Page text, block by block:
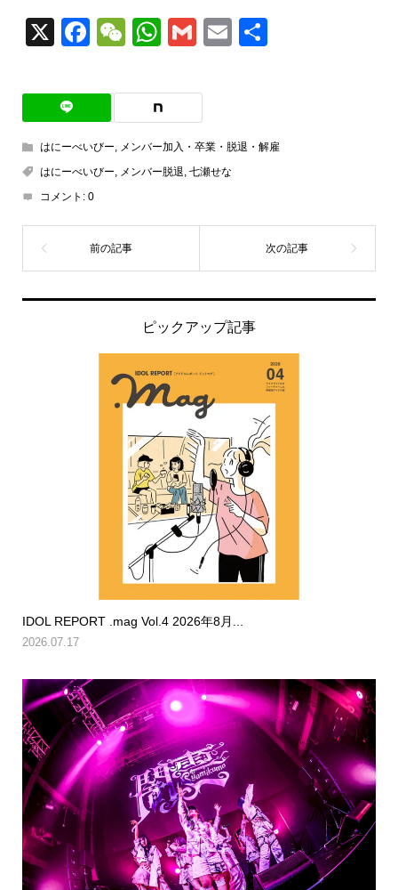
X Facebook
WeChat
WhatsApp
GmailEmail
はにーべいびー, メンバー加入・卒業・脱退・解雇
はにーべいびー, メンバー脱退, 七瀬せな
コメント: 0
ピックアップ記事
IDOL REPORT .mag Vol.4 2026年8月...
2026.07.17